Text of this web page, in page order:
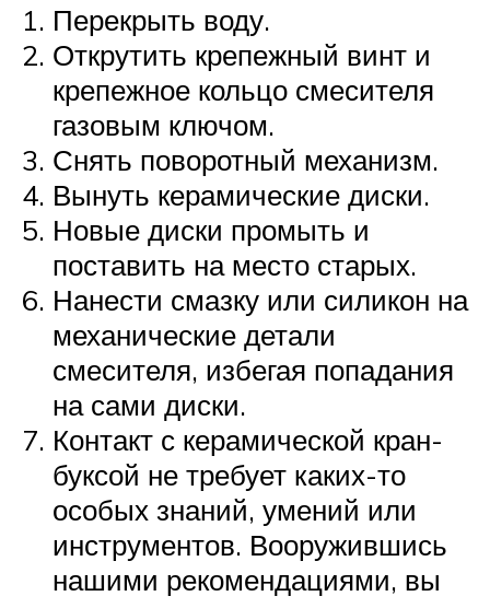
Перекрыть воду.
Открутить крепежный винт и
крепежное кольцо смесителя
газовым ключом.
Снять поворотный механизм.
Вынуть керамические диски.
Новые диски промыть и
поставить на место старых.
Нанести смазку или силикон на
механические детали
смесителя, избегая попадания
на сами диски.
Контакт с керамической кран-
буксой не требует каких-то
особых знаний, умений или
инструментов. Вооружившись
нашими рекомендациями, вы